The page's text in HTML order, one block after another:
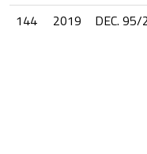
144
2019 DEC.